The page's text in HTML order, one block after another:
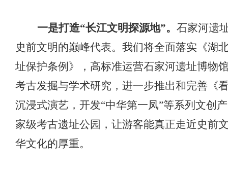
一是打造“长江文明探源地”。 石家河遗
史前文明的巅峰代表。我们将全面落实《湖
址保护条例》，高标准运营石家河遗址博物
考古发掘与学术研究， 进一步推出和完善 《
沉浸式演艺，开发“中华第一凤”等系列文创
家级考古遗址公园，让游客能真正走近史前
华文化的厚重。